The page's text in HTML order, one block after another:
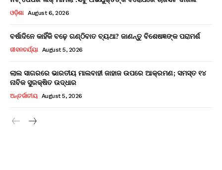
ଓଡ଼ିଶା August 6, 2026
ବର୍ଷାଦିନେ କାହିଁକି ବଢ଼େ ଗଣ୍ଠିବାତ ବ୍ୟଥା? ଜାଣନ୍ତୁ ବିଶେଷଜ୍ଞଙ୍କ ପରାମର୍ଶ
ଜୀବନଚର୍ଯ୍ୟା August 5, 2026
ଲାଲ ସାଗରରେ ଭାରତୀୟ ମାଲବାହୀ ଜାହାଜ ଉପରେ ଆକ୍ରମଣ; ସମସ୍ତ ୧୪
ନାବିକ ସୁରକ୍ଷିତ ଉଦ୍ଧାର
ଅନ୍ତର୍ଜାତୀୟ August 5, 2026